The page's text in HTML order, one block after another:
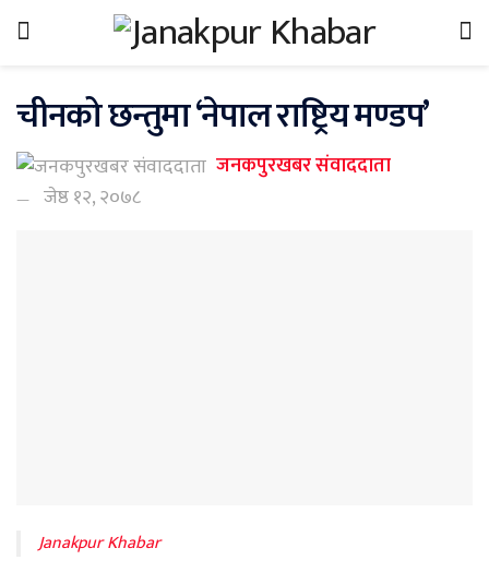
चीनको छन्तुमा ‘नेपाल राष्ट्रिय मण्डप’
जनकपुरखबर संवाददाता
जेष्ठ १२, २०७८
Janakpur Khabar